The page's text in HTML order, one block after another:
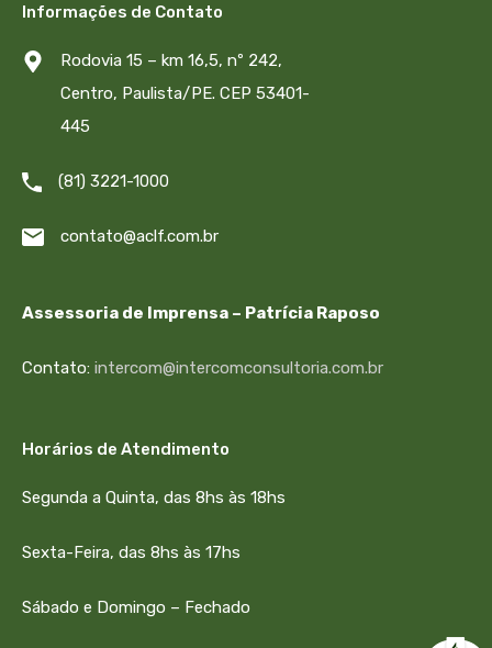
Informações de Contato
Rodovia 15 – km 16,5, nº 242,
Centro, Paulista/PE. CEP 53401-
445
(81) 3221-1000
contato@aclf.com.br
Assessoria de Imprensa – Patrícia Raposo
Contato: intercom@intercomconsultoria.com.br
Horários de Atendimento
Segunda a Quinta, das 8hs às 18hs
Sexta-Feira, das 8hs às 17hs
Sábado e Domingo – Fechado